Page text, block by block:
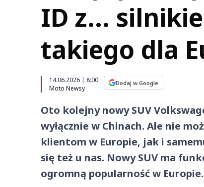
ID z...
takiego dla
14.06.2026 | 8:00
Moto Newsy
Dodaj w Google
Oto kolejny nowy SUV
wyłącznie w Chinach. Ale nie
klientom w Europie, jak i
się też u nas. Nowy SUV ma
ogromną popularność w Europie.